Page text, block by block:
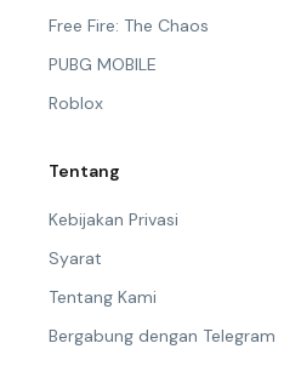
Free Fire: The Chaos
PUBG MOBILE
Roblox
Tentang
Kebijakan Privasi
Syarat
Tentang Kami
Bergabung dengan Telegram